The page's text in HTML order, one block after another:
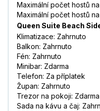
Maximální počet hostů
Maximální počet hostů
Queen Suite Beach
Klimatizace: Zahrnuto
Balkon: Zahrnuto
Fén: Zahrnuto
Minibar: Zdarma
Telefon: Za příplatek
Župan: Zahrnuto
Trezor na pokoji: Zdarma
Sada na kávu a čaj: